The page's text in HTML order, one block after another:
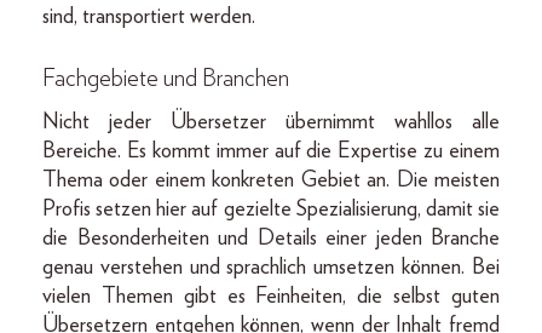
sind, transportiert werden.
Fachgebiete und Branchen
Nicht jeder Übersetzer übernimmt wahllos alle
Bereiche. Es kommt immer auf die Expertise zu einem
Thema oder einem konkreten Gebiet an. Die meisten
Profis setzen hier auf gezielte Spezialisierung, damit sie
die Besonderheiten und Details einer jeden Branche
genau verstehen und sprachlich umsetzen können. Bei
vielen Themen gibt es Feinheiten, die selbst guten
Übersetzern entgehen können, wenn der Inhalt fremd